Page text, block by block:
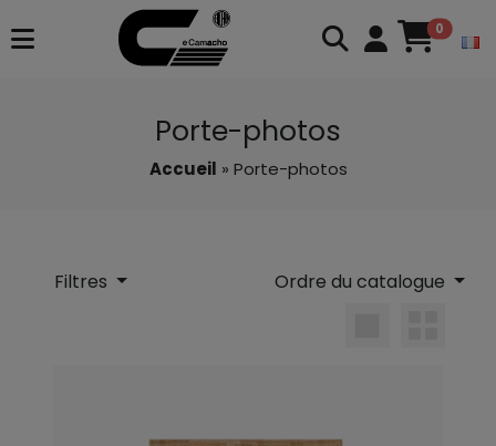
0
Porte-photos
Accueil » Porte-photos
Filtres Ordre du catalogue